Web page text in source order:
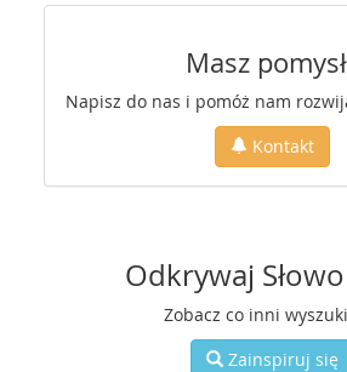
Masz
Napisz do nas i pomóż nam
Kontakt
Odkrywaj
Zobacz co inni
Zainspiruj się